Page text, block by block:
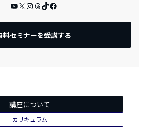
YouTube
X Instagram
Threads
TikTok
Facebook
料セミナーを受講する
講座について
カリキュラム